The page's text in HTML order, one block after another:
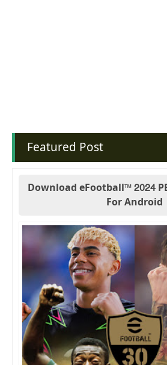
Featured Post
Download eFootball™ 2024
For Android